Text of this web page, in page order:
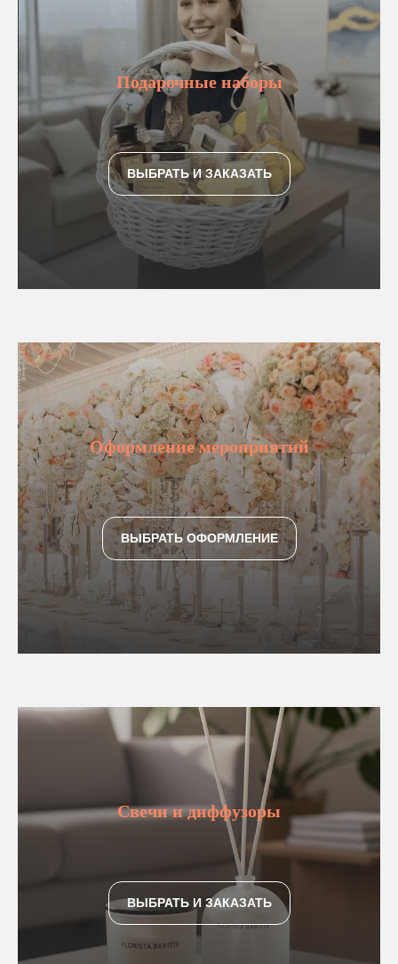
Подарочные наборы
ВЫБРАТЬ И ЗАКАЗАТЬ
Оформление мероприятий
ВЫБРАТЬ ОФОРМЛЕНИЕ
Свечи и диффузоры
ВЫБРАТЬ И ЗАКАЗАТЬ